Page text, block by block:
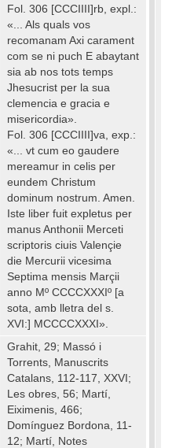
Fol. 306 [CCCIIII]rb, expl.:
«... Als quals vos
recomanam Axi carament
com se ni puch E abaytant
sia ab nos tots temps
Jhesucrist per la sua
clemencia e gracia e
misericordia».
Fol. 306 [CCCIIII]va, exp.:
«... vt cum eo gaudere
mereamur in celis per
eundem Christum
dominum nostrum. Amen.
Iste liber fuit expletus per
manus Anthonii Merceti
scriptoris ciuis Valençie
die Mercurii vicesima
Septima mensis Marçii
anno Mº CCCCXXXIº [a
sota, amb lletra del s.
XVI:] MCCCCXXXI».
Grahit, 29; Massó i
Torrents, Manuscrits
Catalans, 112-117, XXVI;
Les obres, 56; Martí,
Eiximenis, 466;
Domínguez Bordona, 11-
12; Martí, Notes